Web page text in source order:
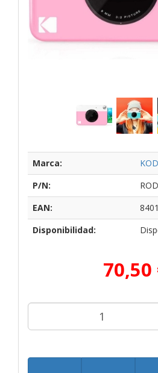
Marca:
P/N:
EAN:
Disponibilidad:
70,50